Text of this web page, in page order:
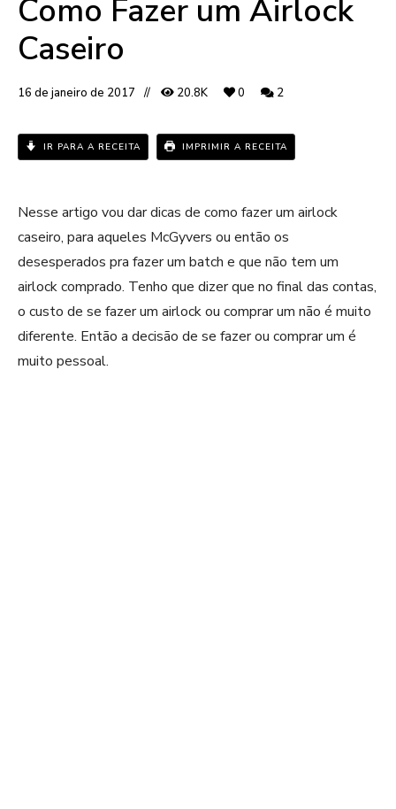
Como Fazer um Airlock
Caseiro
16 de janeiro de 2017 20.8K 0 2
IR PARA A RECEITA IMPRIMIR A RECEITA
Nesse artigo vou dar dicas de como fazer um airlock
caseiro, para aqueles McGyvers ou então os
desesperados pra fazer um batch e que não tem um
airlock comprado. Tenho que dizer que no final das contas,
o custo de se fazer um airlock ou comprar um não é muito
diferente. Então a decisão de se fazer ou comprar um é
muito pessoal.